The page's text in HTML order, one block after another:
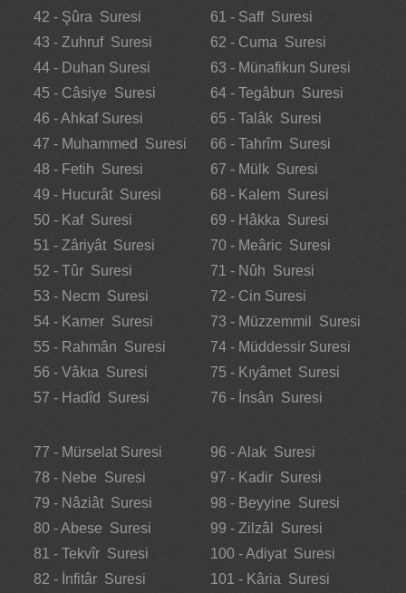
42 - Şûra Suresi
43 - Zuhruf Suresi
44 - Duhan Suresi
45 - Câsiye Suresi
46 - Ahkaf Suresi
47 - Muhammed Suresi
48 - Fetih Suresi
49 - Hucurât Suresi
50 - Kaf Suresi
51 - Zâriyât Suresi
52 - Tûr Suresi
53 - Necm Suresi
54 - Kamer Suresi
55 - Rahmân Suresi
56 - Vâkıa Suresi
57 - Hadîd Suresi
61 - Saff Suresi
62 - Cuma Suresi
63 - Münafikun Suresi
64 - Tegâbun Suresi
65 - Talâk Suresi
66 - Tahrîm Suresi
67 - Mülk Suresi
68 - Kalem Suresi
69 - Hâkka Suresi
70 - Meâric Suresi
71 - Nûh Suresi
72 - Cin Suresi
73 - Müzzemmil Suresi
74 - Müddessir Suresi
75 - Kıyâmet Suresi
76 - İnsân Suresi
77 - Mürselat Suresi
78 - Nebe Suresi
79 - Nâziât Suresi
80 - Abese Suresi
81 - Tekvîr Suresi
82 - İnfitâr Suresi
96 - Alak Suresi
97 - Kadir Suresi
98 - Beyyine Suresi
99 - Zilzâl Suresi
100 - Adiyat Suresi
101 - Kâria Suresi